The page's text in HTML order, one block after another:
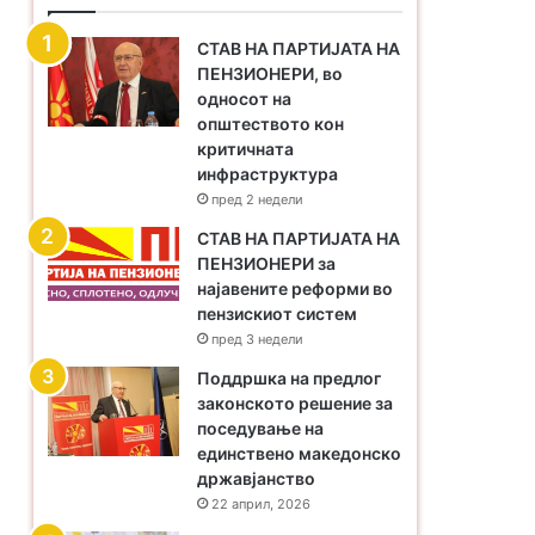
СТАВ НА ПАРТИЈАТА НА
ПЕНЗИОНЕРИ, во
односот на
општеството кон
критичната
инфраструктура
пред 2 недели
​СТАВ НА ПАРТИЈАТА НА
ПЕНЗИОНЕРИ за
најавените реформи во
пензискиот систем
пред 3 недели
Поддршка на предлог
законското решение за
поседување на
единствено македонско
државјанство
22 април, 2026